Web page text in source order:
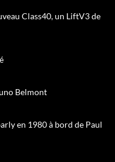
Class40, un LiftV3 de
Belmont
en 1980 à bord de Paul